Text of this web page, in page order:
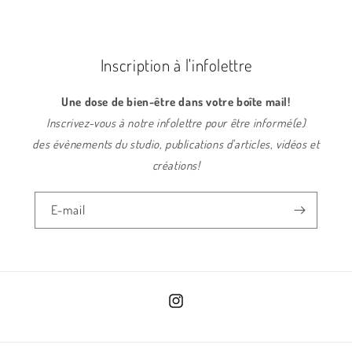
Inscription à l'infolettre
Une dose de bien-être dans votre boîte mail!
Inscrivez-vous à notre infolettre pour être informé(e)
des évènements du studio, publications d'articles, vidéos et
créations!
E-mail
Instagram